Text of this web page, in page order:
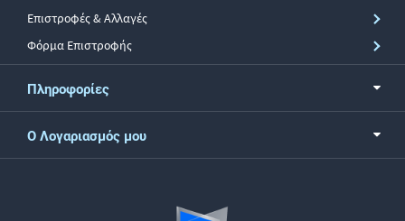
Επιστροφές & Αλλαγές
Φόρμα Επιστροφής
Πληροφορίες
Ο Λογαριασμός μου